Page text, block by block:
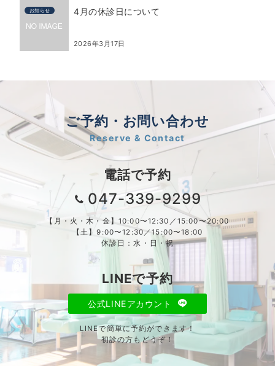
お知らせ 4月の休診日について
2026年3月17日
ご予約・お問い合わせ
Reserve & Contact
電話で予約
047-339-9299
【月・火・木・金】10:00〜12:30／15:00〜20:00
【土】9:00〜12:30／15:00〜18:00
休診日：水・日・祝
LINEで予約
公式LINEアカウント
LINEで簡単に予約ができます！
初診の方もどうぞ！